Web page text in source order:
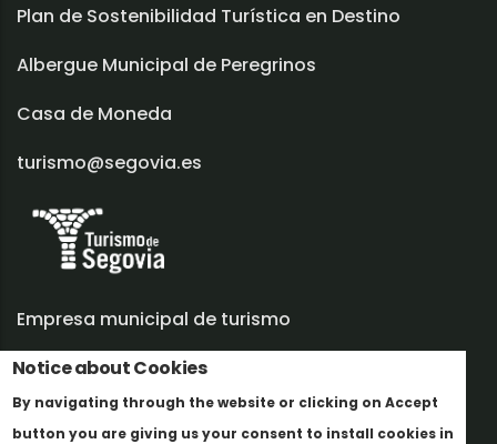
Notice about Cookies
By navigating through the website or clicking on Accept
button you are giving us your consent to install cookies in
Plan de Sostenibilidad Turística en Destino
Albergue Municipal de Peregrinos
Casa de Moneda
turismo@segovia.es
Empresa municipal de turismo
Trabaja con nosotros
Informes y documentación